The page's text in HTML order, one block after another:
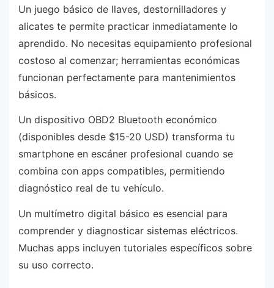
Un juego básico de llaves, destornilladores y
alicates te permite practicar inmediatamente lo
aprendido. No necesitas equipamiento profesional
costoso al comenzar; herramientas económicas
funcionan perfectamente para mantenimientos
básicos.
Un dispositivo OBD2 Bluetooth económico
(disponibles desde $15-20 USD) transforma tu
smartphone en escáner profesional cuando se
combina con apps compatibles, permitiendo
diagnóstico real de tu vehículo.
Un multímetro digital básico es esencial para
comprender y diagnosticar sistemas eléctricos.
Muchas apps incluyen tutoriales específicos sobre
su uso correcto.